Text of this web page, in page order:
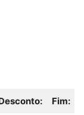
Fim: